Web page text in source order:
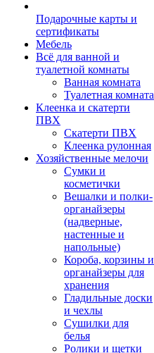
Подарочные карты и
сертификаты
Мебель
Всё для ванной и
туалетной комнаты
Ванная комната
Туалетная комната
Клеенка и скатерти
ПВХ
Скатерти ПВХ
Клеенка рулонная
Хозяйственные мелочи
Сумки и
косметички
Вешалки и полки-
органайзеры
(надверные,
настенные и
напольные)
Короба, корзины и
органайзеры для
хранения
Гладильные доски
и чехлы
Сушилки для
белья
Ролики и щетки